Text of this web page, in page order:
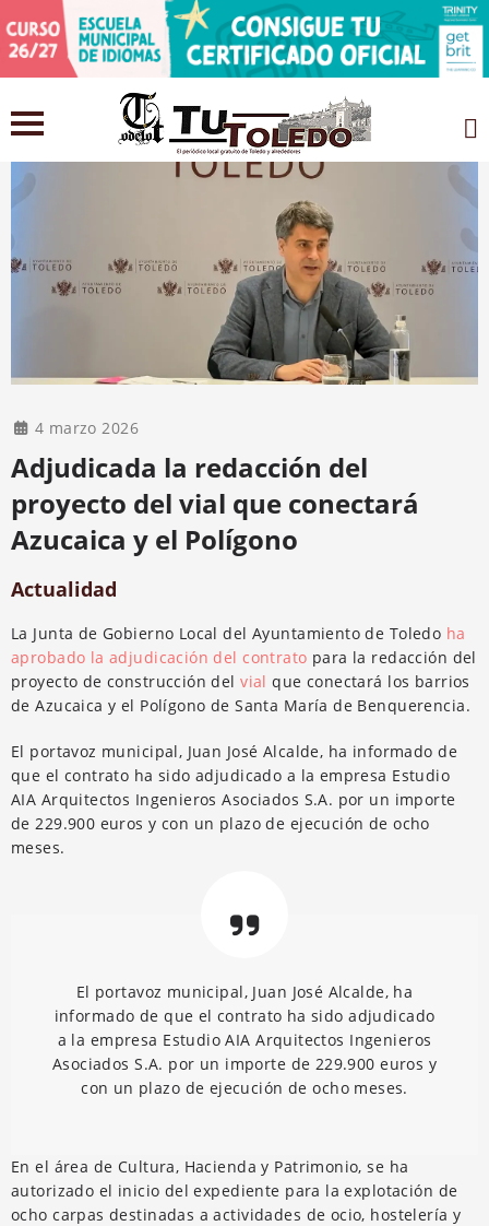
4 marzo 2026
Adjudicada la redacción del
proyecto del vial que conectará
Azucaica y el Polígono
Actualidad
La Junta de Gobierno Local del Ayuntamiento de Toledo ha
aprobado la adjudicación del contrato para la redacción del
proyecto de construcción delvial que conectará los barrios
de Azucaica y el Polígono de Santa María de Benquerencia.
El portavoz municipal, Juan José Alcalde, ha informado de
que el contrato ha sido adjudicado a la empresa Estudio
AIA Arquitectos Ingenieros Asociados S.A. por un importe
de 229.900 euros y con un plazo de ejecución de ocho
meses.
El portavoz municipal, Juan José Alcalde, ha
informado de que el contrato ha sido adjudicado
a la empresa Estudio AIA Arquitectos Ingenieros
Asociados S.A. por un importe de 229.900 euros y
con un plazo de ejecución de ocho meses.
En el área de Cultura, Hacienda y Patrimonio, se ha
autorizado el inicio del expediente para la explotación de
ocho carpas destinadas a actividades de ocio, hostelería y